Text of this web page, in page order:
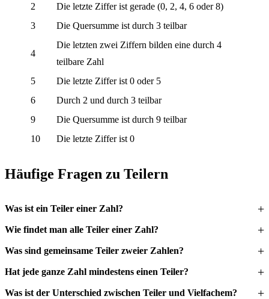
2
Die letzte Ziffer ist gerade (0, 2, 4, 6 oder 8)
3
Die Quersumme ist durch 3 teilbar
4
Die letzten zwei Ziffern bilden eine durch 4
teilbare Zahl
5
Die letzte Ziffer ist 0 oder 5
6
Durch 2 und durch 3 teilbar
9
Die Quersumme ist durch 9 teilbar
10
Die letzte Ziffer ist 0
Häufige Fragen zu Teilern
Was ist ein Teiler einer Zahl?
Wie findet man alle Teiler einer Zahl?
Was sind gemeinsame Teiler zweier Zahlen?
Hat jede ganze Zahl mindestens einen Teiler?
Was ist der Unterschied zwischen Teiler und Vielfachem?